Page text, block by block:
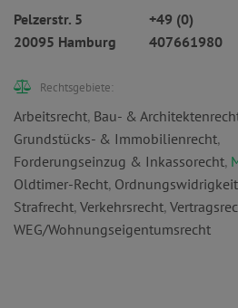
Pelzerstr. 5
20095 Hamburg
+49 (0)
407661980
Rechtsgebiete:
Arbeitsrecht, Bau- &
Grundstücks- & Immobilienrecht,
Forderungseinzug & Inkassorecht,
Oldtimer-Recht,
Strafrecht, Verkehrsrecht,
WEG/Wohnungseigentumsrecht